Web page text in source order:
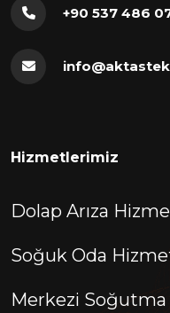
+90 537 486
Hizmetlerimiz
Dolap Arıza
Soğuk Oda
Merkezi Soğutma